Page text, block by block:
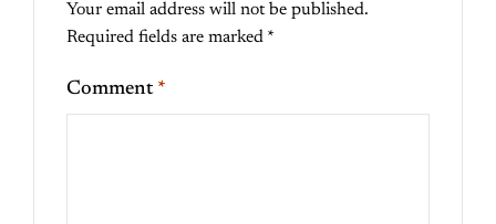
Your email address will not be published.
Required fields are marked *
Comment *